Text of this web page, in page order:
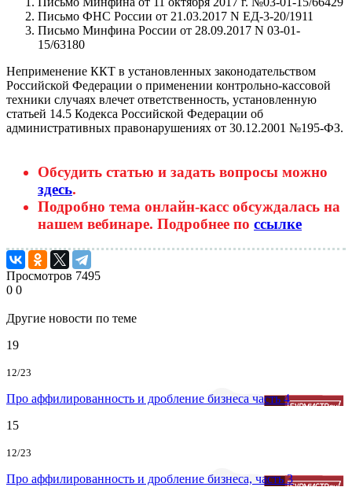
Письмо ФНС России от 21.03.2017 N ЕД-3-20/1911
Письмо Минфина России от 28.09.2017 N 03-01-
15/63180
Неприменение ККТ в установленных законодательством
Российской Федерации о применении контрольно-кассовой
техники случаях влечет ответственность, установленную
статьей 14.5 Кодекса Российской Федерации об
административных правонарушениях от 30.12.2001 №195-ФЗ.
Обсудить статью и задать вопросы можно
здесь.
Подробно тема онлайн-касс обсуждалась на
нашем вебинаре. Подробнее по ссылке
Просмотров 7495
0 0
Другие новости по теме
19
12/23
Про аффилированность и дробление бизнеса часть 4
15
12/23
Про аффилированность и дробление бизнеса, часть 3